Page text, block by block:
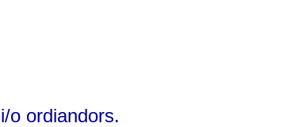
o ordiandors.